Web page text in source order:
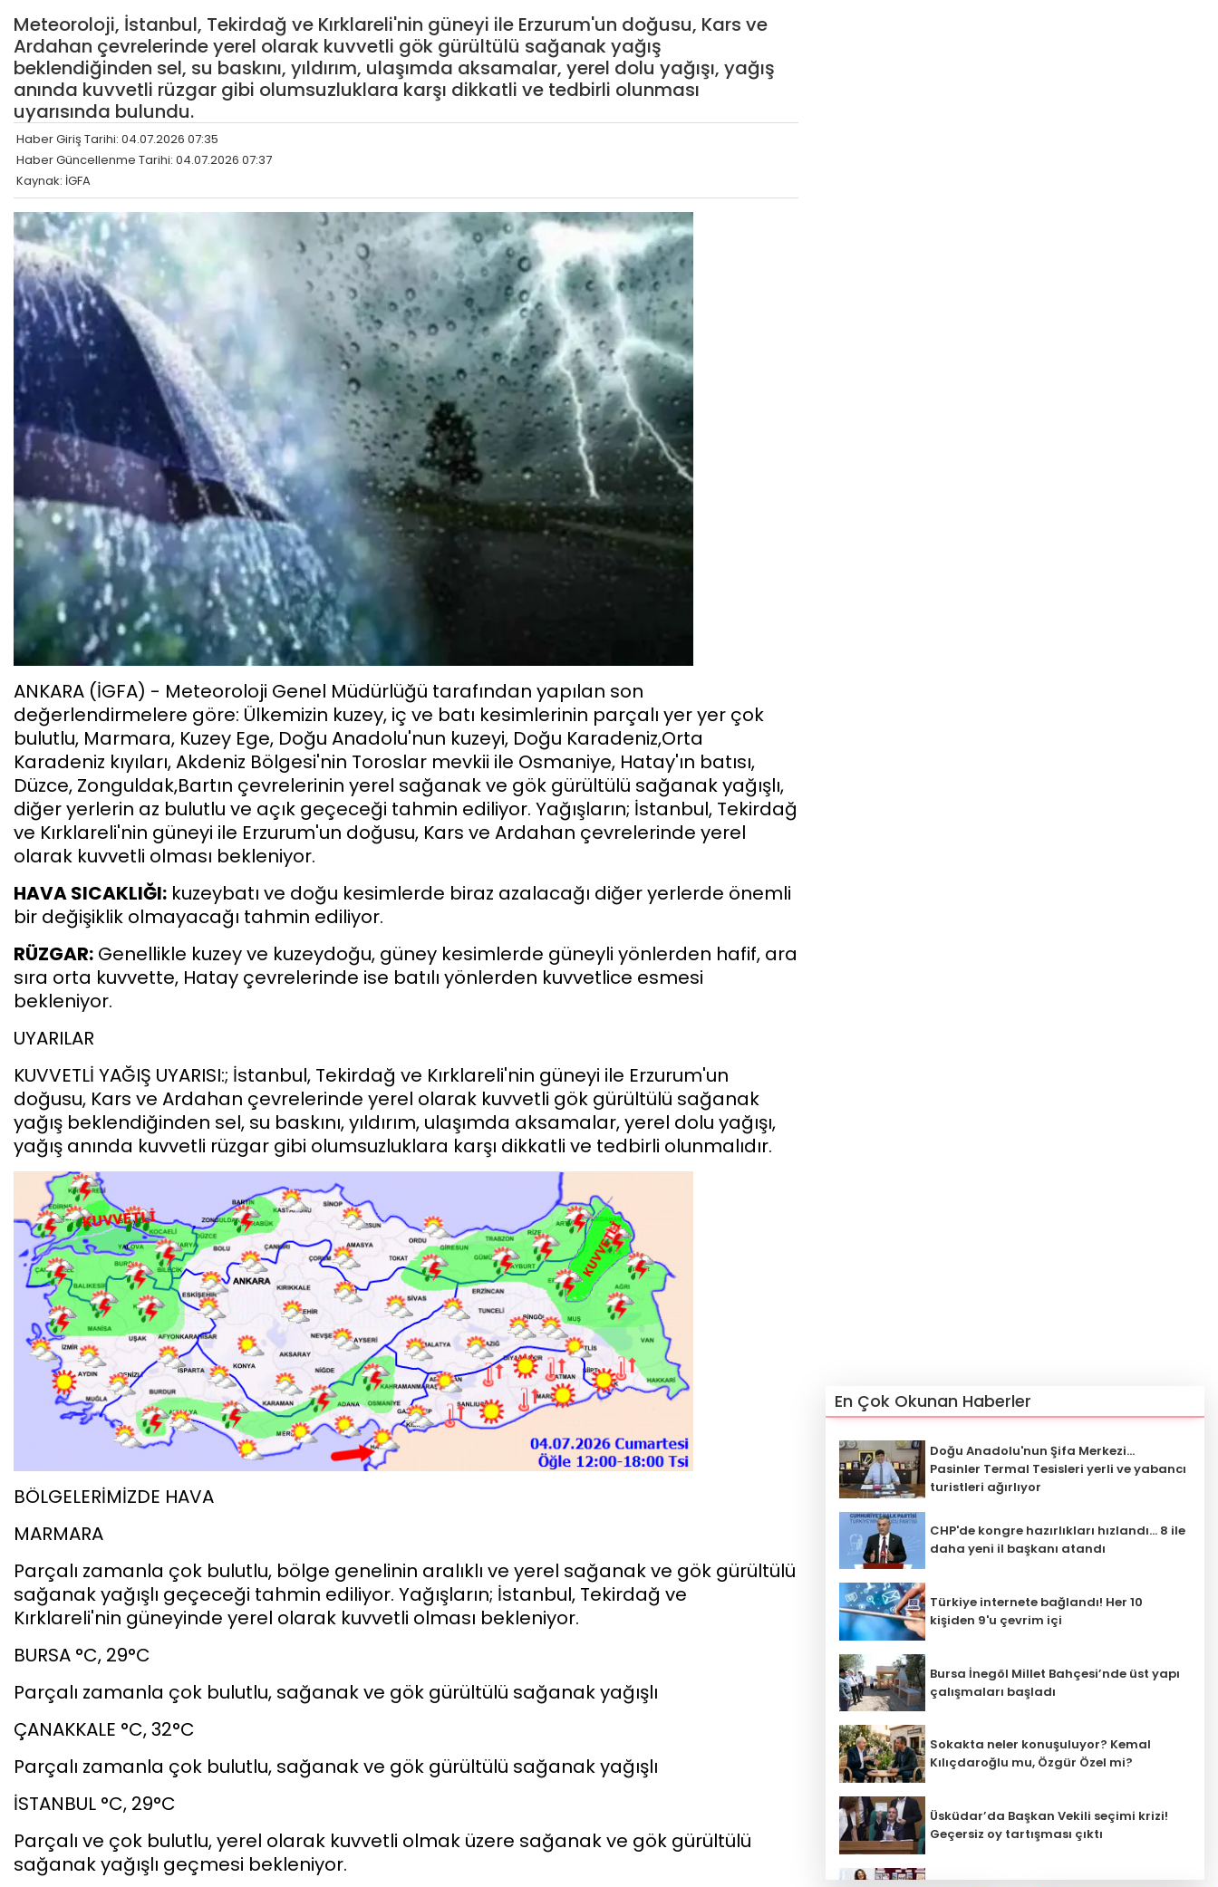
Meteoroloji, İstanbul, Tekirdağ ve Kırklareli'nin güneyi ile Erzurum'un doğusu, Kars ve
Ardahan çevrelerinde yerel olarak kuvvetli gök gürültülü sağanak yağış
beklendiğinden sel, su baskını, yıldırım, ulaşımda aksamalar, yerel dolu yağışı, yağış
anında kuvvetli rüzgar gibi olumsuzluklara karşı dikkatli ve tedbirli olunması
uyarısında bulundu.
Haber Giriş Tarihi: 04.07.2026 07:35
Haber Güncellenme Tarihi: 04.07.2026 07:37
Kaynak: İGFA
ANKARA (İGFA) - Meteoroloji Genel Müdürlüğü tarafından yapılan son
değerlendirmelere göre: Ülkemizin kuzey, iç ve batı kesimlerinin parçalı yer yer çok
bulutlu, Marmara, Kuzey Ege, Doğu Anadolu'nun kuzeyi, Doğu Karadeniz,Orta
Karadeniz kıyıları, Akdeniz Bölgesi'nin Toroslar mevkii ile Osmaniye, Hatay'ın batısı,
Düzce, Zonguldak,Bartın çevrelerinin yerel sağanak ve gök gürültülü sağanak yağışlı,
diğer yerlerin az bulutlu ve açık geçeceği tahmin ediliyor. Yağışların; İstanbul, Tekirdağ
ve Kırklareli'nin güneyi ile Erzurum'un doğusu, Kars ve Ardahan çevrelerinde yerel
olarak kuvvetli olması bekleniyor.
HAVA SICAKLIĞI: kuzeybatı ve doğu kesimlerde biraz azalacağı diğer yerlerde önemli
bir değişiklik olmayacağı tahmin ediliyor.
RÜZGAR: Genellikle kuzey ve kuzeydoğu, güney kesimlerde güneyli yönlerden hafif, ara
sıra orta kuvvette, Hatay çevrelerinde ise batılı yönlerden kuvvetlice esmesi
bekleniyor.
UYARILAR
KUVVETLİ YAĞIŞ UYARISI:; İstanbul, Tekirdağ ve Kırklareli'nin güneyi ile Erzurum'un
doğusu, Kars ve Ardahan çevrelerinde yerel olarak kuvvetli gök gürültülü sağanak
yağış beklendiğinden sel, su baskını, yıldırım, ulaşımda aksamalar, yerel dolu yağışı,
yağış anında kuvvetli rüzgar gibi olumsuzluklara karşı dikkatli ve tedbirli olunmalıdır.
BÖLGELERİMİZDE HAVA
MARMARA
Parçalı zamanla çok bulutlu, bölge genelinin aralıklı ve yerel sağanak ve gök gürültülü
sağanak yağışlı geçeceği tahmin ediliyor. Yağışların; İstanbul, Tekirdağ ve
Kırklareli'nin güneyinde yerel olarak kuvvetli olması bekleniyor.
BURSA °C, 29°C
Parçalı zamanla çok bulutlu, sağanak ve gök gürültülü sağanak yağışlı
ÇANAKKALE °C, 32°C
Parçalı zamanla çok bulutlu, sağanak ve gök gürültülü sağanak yağışlı
İSTANBUL °C, 29°C
Parçalı ve çok bulutlu, yerel olarak kuvvetli olmak üzere sağanak ve gök gürültülü
sağanak yağışlı geçmesi bekleniyor.
En Çok Okunan Haberler
Doğu Anadolu'nun Şifa Merkezi...
Pasinler Termal Tesisleri yerli ve yabancı
turistleri ağırlıyor
CHP'de kongre hazırlıkları hızlandı... 8 ile
daha yeni il başkanı atandı
Türkiye internete bağlandı! Her 10
kişiden 9'u çevrim içi
Bursa İnegöl Millet Bahçesi’nde üst yapı
çalışmaları başladı
Sokakta neler konuşuluyor? Kemal
Kılıçdaroğlu mu, Özgür Özel mi?
Üsküdar’da Başkan Vekili seçimi krizi!
Geçersiz oy tartışması çıktı